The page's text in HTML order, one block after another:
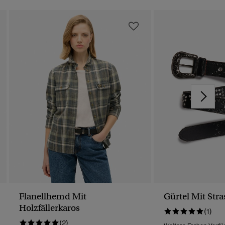
Flanellhemd Mit
Holzfällerkaros
(2)
Gürtel Mit
(1)